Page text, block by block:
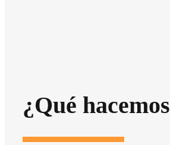
¿Qué hacemos